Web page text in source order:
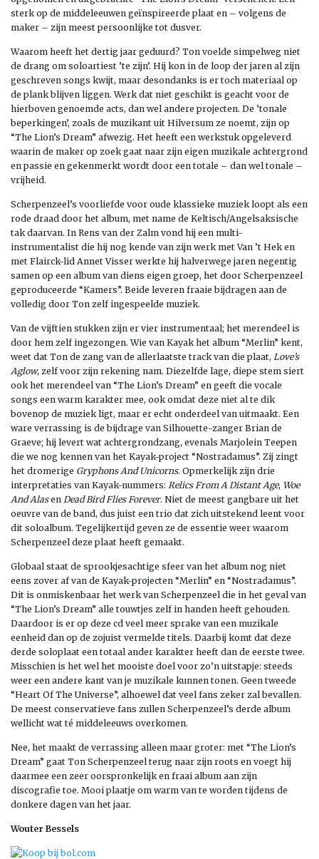
sterk op de middeleeuwen geïnspireerde plaat en – volgens de
maker – zijn meest persoonlijke tot dusver.
Waarom heeft het dertig jaar geduurd? Ton voelde simpelweg niet
de drang om soloartiest ’te zijn’. Hij kon in de loop der jaren al zijn
geschreven songs kwijt, maar desondanks is er toch materiaal op
de plank blijven liggen. Werk dat niet geschikt is geacht voor de
hierboven genoemde acts, dan wel andere projecten. De ’tonale
beperkingen’, zoals de muzikant uit Hilversum ze noemt, zijn op
“The Lion’s Dream” afwezig. Het heeft een werkstuk opgeleverd
waarin de maker op zoek gaat naar zijn eigen muzikale achtergrond
en passie en gekenmerkt wordt door een totale – dan wel tonale –
vrijheid.
Scherpenzeel’s voorliefde voor oude klassieke muziek loopt als een
rode draad door het album, met name de Keltisch/Angelsaksische
tak daarvan. In Rens van der Zalm vond hij een multi-
instrumentalist die hij nog kende van zijn werk met Van ’t Hek en
met Flairck-lid Annet Visser werkte hij halverwege jaren negentig
samen op een album van diens eigen groep, het door Scherpenzeel
geproduceerde “Kamers”. Beide leveren fraaie bijdragen aan de
volledig door Ton zelf ingespeelde muziek.
Van de vijftien stukken zijn er vier instrumentaal; het merendeel is
door hem zelf ingezongen. Wie van Kayak het album “Merlin” kent,
weet dat Ton de zang van de allerlaatste track van die plaat, Love’s
Aglow, zelf voor zijn rekening nam. Diezelfde lage, diepe stem siert
ook het merendeel van “The Lion’s Dream” en geeft die vocale
songs een warm karakter mee, ook omdat deze niet al te dik
bovenop de muziek ligt, maar er echt onderdeel van uitmaakt. Een
ware verrassing is de bijdrage van Silhouette-zanger Brian de
Graeve; hij levert wat achtergrondzang, evenals Marjolein Teepen
die we nog kennen van het Kayak-project “Nostradamus”. Zij zingt
het dromerige Gryphons And Unicorns. Opmerkelijk zijn drie
interpretaties van Kayak-nummers: Relics From A Distant Age, Woe
And Alasen Dead Bird Flies Forever. Niet de meest gangbare uit het
oeuvre van de band, dus juist een trio dat zich uitstekend leent voor
dit soloalbum. Tegelijkertijd geven ze de essentie weer waarom
Scherpenzeel deze plaat heeft gemaakt.
Globaal staat de sprookjesachtige sfeer van het album nog niet
eens zover af van de Kayak-projecten “Merlin” en “Nostradamus”.
Dit is onmiskenbaar het werk van Scherpenzeel die in het geval van
“The Lion’s Dream” alle touwtjes zelf in handen heeft gehouden.
Daardoor is er op deze cd veel meer sprake van een muzikale
eenheid dan op de zojuist vermelde titels. Daarbij komt dat deze
derde soloplaat een totaal ander karakter heeft dan de eerste twee.
Misschien is het wel het mooiste doel voor zo’n uitstapje: steeds
weer een andere kant van je muzikale kunnen tonen. Geen tweede
“Heart Of The Universe”, alhoewel dat veel fans zeker zal bevallen.
De meest conservatieve fans zullen Scherpenzeel’s derde album
wellicht wat té middeleeuws overkomen.
Nee, het maakt de verrassing alleen maar groter: met “The Lion’s
Dream” gaat Ton Scherpenzeel terug naar zijn roots en voegt hij
daarmee een zeer oorspronkelijk en fraai album aan zijn
discografie toe. Mooi plaatje om warm van te worden tijdens de
donkere dagen van het jaar.
Wouter Bessels